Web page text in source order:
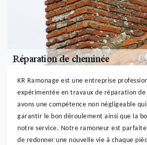
KR Ramonage est une entreprise
expérimentée en travaux de réparation de
avons une compétence non négligeable
garantir le bon déroulement ainsi que la
notre service. Notre ramoneur est
de redonner une nouvelle vie à chaque